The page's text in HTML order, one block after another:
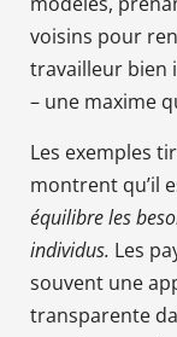
voisins pour
travailleur bien
– une maxime
Les exemples
montrent qu’il
équilibre les
individus. Les
souvent une
transparente